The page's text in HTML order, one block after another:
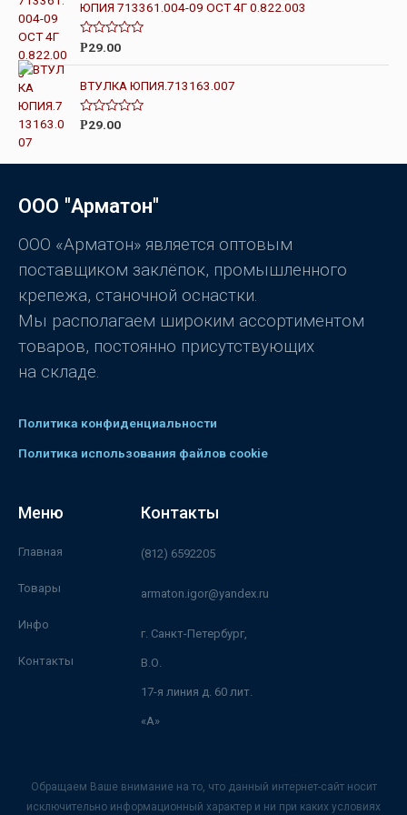
н
к
а
и
з
ЮПИЯ 713361.004-09 ОСТ 4Г 0.822.003
О
е
н
к
а
и
Р29.00
ВТУЛКА ЮПИЯ.713163.007
О
и
з
Р29.00
ООО "Арматон"
ООО «Арматон» является оптовым
поставщиком заклёпок, промышленного
крепежа, станочной оснастки.
Мы располагаем широким ассортиментом
товаров, постоянно присутствующих
на складе.
Политика конфиденциальности
Политика использования файлов cookie
Меню
Главная
Товары
Инфо
Контакты
Контакты
(812) 6592205
armaton.igor@yandex.ru
г. Санкт-Петербург,
В.О.
17-я линия д. 60 лит.
«А»
Обращаем Ваше внимание на то, что данный интернет-сайт носит
исключительно информационный характер и ни при каких условиях